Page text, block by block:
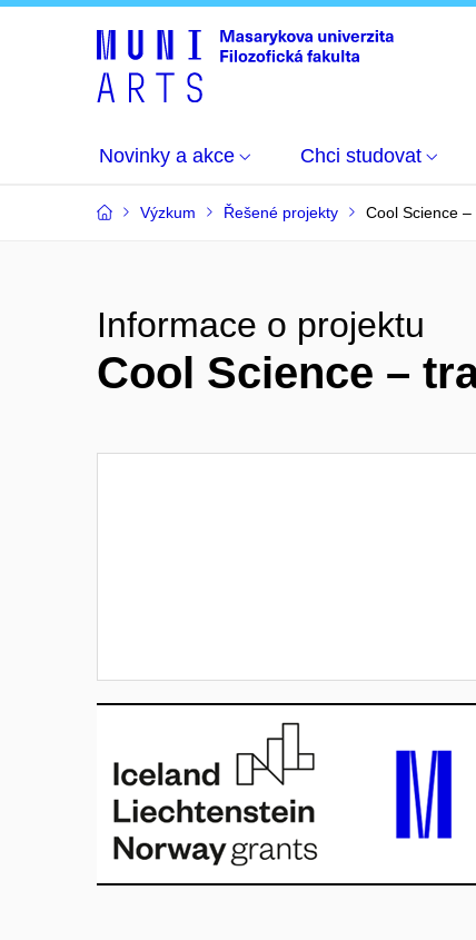
Novinky a akce Chci studovat
Výzkum Řešené projekty Cool Science
Informace o projektu
Cool Science –